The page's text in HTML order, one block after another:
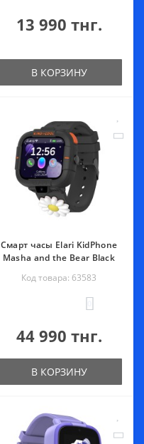
13 990 тнг.
В КОРЗИНУ
Смарт часы Elari KidPhone
Masha and the Bear Black
Код товара: 63583
44 990 тнг.
В КОРЗИНУ